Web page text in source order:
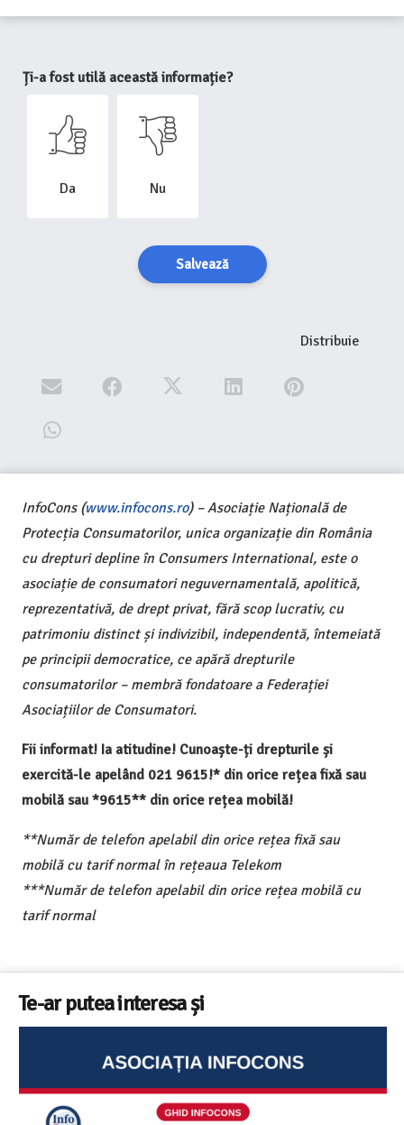
Ți-a fost utilă această informație?
Da Nu
Salvează
Distribuie
InfoCons (www.infocons.ro) – Asociație Națională de
Protecția Consumatorilor, unica organizație din România
cu drepturi depline în Consumers International, este o
asociație de consumatori neguvernamentală, apolitică,
reprezentativă, de drept privat, fără scop lucrativ, cu
patrimoniu distinct și indivizibil, independentă, întemeiată
pe principii democratice, ce apără drepturile
consumatorilor – membră fondatoare a Federației
Asociațiilor de Consumatori.
Fii informat! Ia atitudine! Cunoaște-ți drepturile și
exercită-le apelând 021 9615!* din orice rețea fixă sau
mobilă sau *9615** din orice rețea mobilă!
**Număr de telefon apelabil din orice rețea fixă sau
mobilă cu tarif normal în rețeaua Telekom
***Număr de telefon apelabil din orice rețea mobilă cu
tarif normal
Te-ar putea interesa și